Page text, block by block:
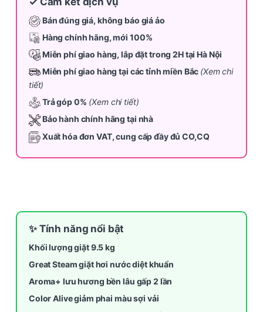
Bán đúng giá, không báo giá ảo
Hàng chính hãng, mới 100%
Miễn phí giao hàng, lắp đặt trong 2H tại Hà Nội
Miễn phí giao hàng tại các tỉnh miền Bắc (Xem chi
tiết)
Trả góp 0% (Xem chi tiết)
Bảo hành chính hãng tại nhà
Xuất hóa đơn VAT, cung cấp đầy đủ CO,CQ
✨ Tính năng nổi bật
Khối lượng giặt 9.5 kg
Great Steam giặt hơi nước diệt khuẩn
Aroma+ lưu hương bền lâu gấp 2 lần
Color Alive giảm phai màu sợi vải